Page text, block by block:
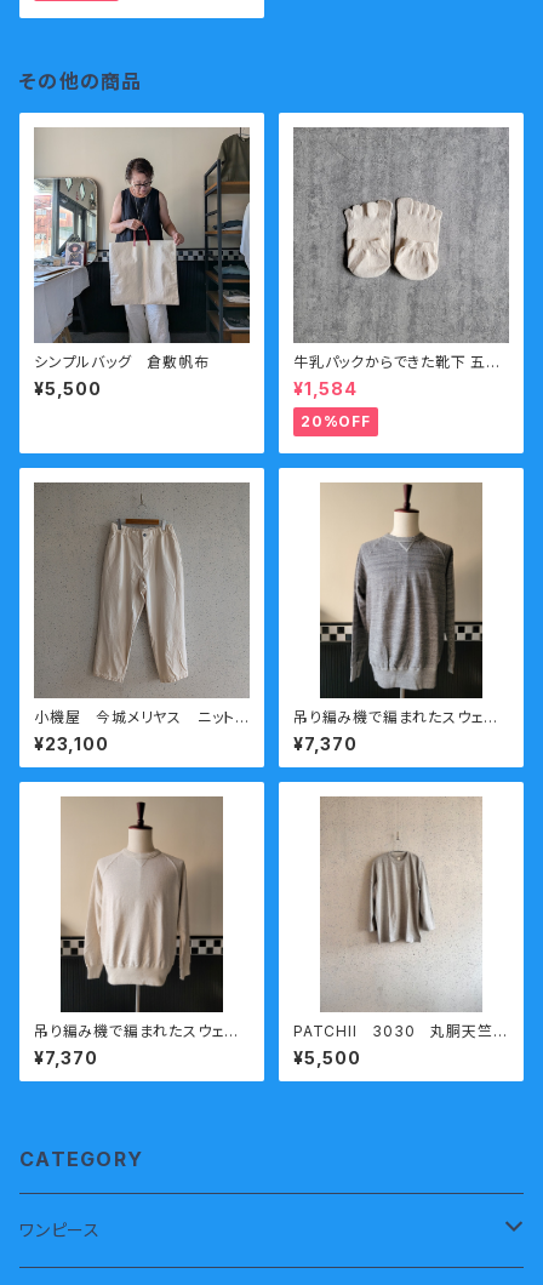
その他の商品
シンプルバッグ 倉敷帆布
¥5,500
牛乳パックからできた靴下 五本
指靴下 ソックス 防臭効果 ホワ
イト 白 メンズサイズ
¥1,584
20%OFF
小機屋 今城メリヤス ニットパ
ンツ 小機屋 キナリ (送料無
料)
¥23,100
吊り編み機で編まれたスウェッ
ト PATCHII (パッチ) 丸胴裏毛
ラグラントレーナー 濃いグレ
ー
¥7,370
吊り編み機で編まれたスウェッ
ト PATCHII (パッチ) 丸胴裏毛
ラグラントレーナー オートミール
¥7,370
PATCHII 3030 丸胴天竺七
分袖Ｔシャツ グレー XXL
今城メリヤス
¥5,500
CATEGORY
ワンピース